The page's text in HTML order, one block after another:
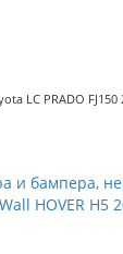
LC PRADO FJ150